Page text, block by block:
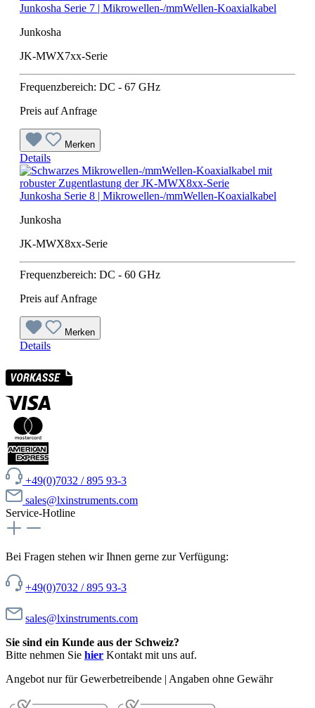
Junkosha Serie 7 | Mikrowellen-/mmWellen-Koaxialkabel
Junkosha
JK-MWX7xx-Serie
Frequenzbereich: DC - 67 GHz
Preis auf Anfrage
Merken
Details
Junkosha Serie 8 | Mikrowellen-/mmWellen-Koaxialkabel
Junkosha
JK-MWX8xx-Serie
Frequenzbereich: DC - 60 GHz
Preis auf Anfrage
Merken
Details
+49(0)7032 / 895 93-3
sales@lxinstruments.com
Service-Hotline
Bei Fragen stehen wir Ihnen gerne zur Verfügung:
+49(0)7032 / 895 93-3
sales@lxinstruments.com
Sie sind ein Kunde aus der Schweiz?
Bitte nehmen Sie hier Kontakt mit uns auf.
Angebot nur für Gewerbetreibende | Angaben ohne Gewähr